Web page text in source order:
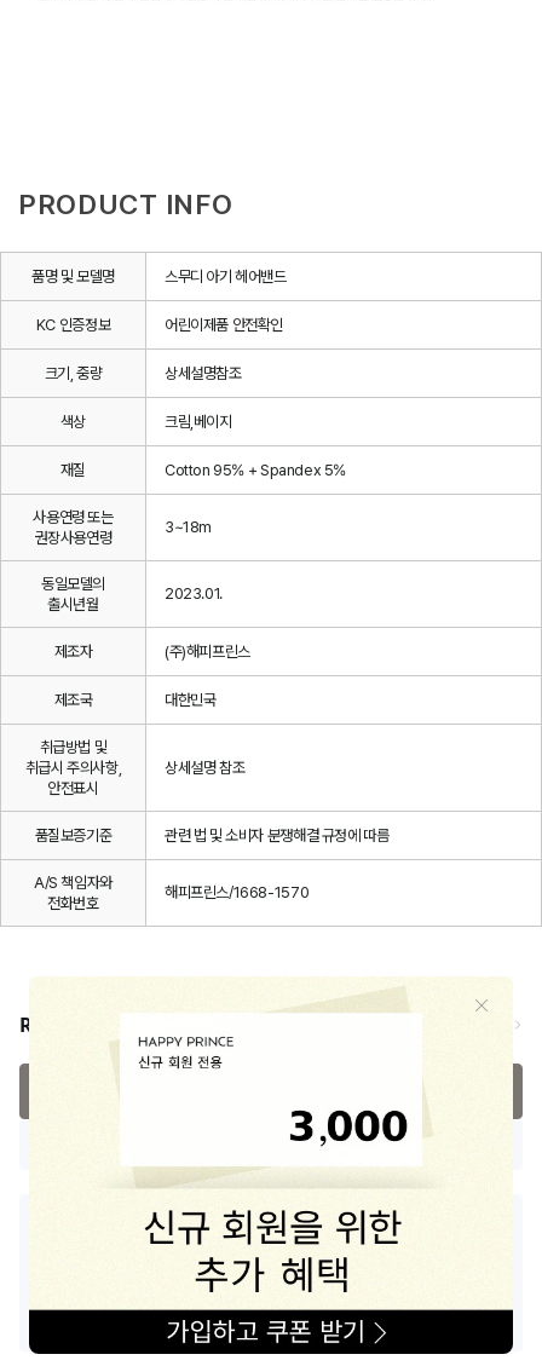
PRODUCT INFO
품명 및 모델명 스무디 아기 헤어밴드
KC 인증정보 어린이제품 안전확인
크기, 중량 상세설명참조
색상 크림,베이지
재질 Cotton 95% + Spandex 5%
사용연령 또는
권장사용연령
3~18m
동일모델의
출시년월
2023.01.
제조자 (주)해피프린스
제조국 대한민국
취급방법 및
취급시 주의사항,
안전표시
상세설명 참조
품질보증기준 관련 법 및 소비자 분쟁해결 규정에 따름
A/S 책임자와
전화번호
해피프린스/1668-1570